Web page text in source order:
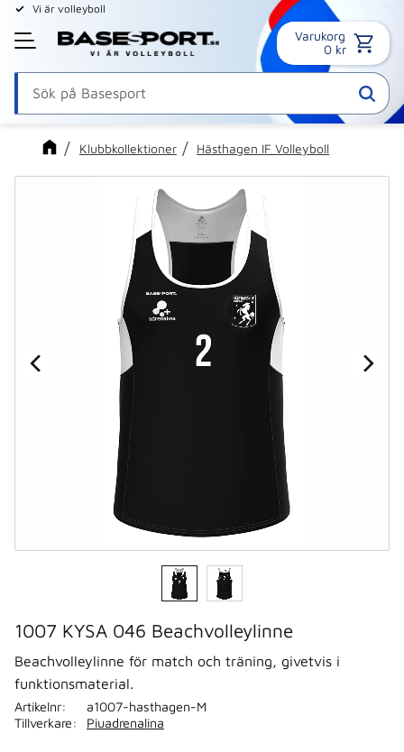
Meny
Vi är volleyboll
Varukorg
0 kr
Klubbkollektioner Hästhagen IF Volleyboll
1007 KYSA 046 Beachvolleylinne
Beachvolleylinne för match och träning, givetvis i
funktionsmaterial.
Artikelnr
a1007-hasthagen-M
Tillverkare
Piuadrenalina